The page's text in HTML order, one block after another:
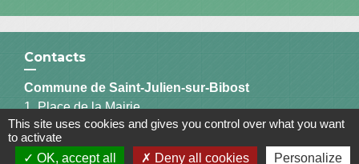
Contacts
Commune de Saint-Julien-sur-Bibost
1, Place de la Mairie
69690 Saint-Julien-sur-Bibost - FRANCE
+33 4 74 70 72 03
This site uses cookies and gives you control over what you want
to activate
OK, accept all
Deny all cookies Personalize